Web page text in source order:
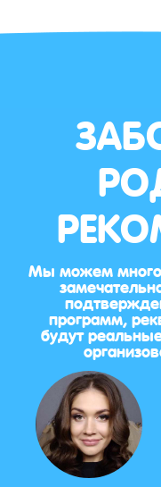
Мы можем много
программ,
будут